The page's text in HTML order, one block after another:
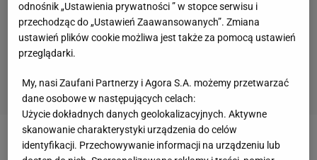
- Gram z Quickiem w jednej drużynie. To było
odnośnik „Ustawienia prywatności ” w stopce serwisu i
przechodząc do „Ustawień Zaawansowanych”. Zmiana
ustawień plików cookie możliwa jest także za pomocą ustawień
przeglądarki.
My, nasi Zaufani Partnerzy i Agora S.A. możemy przetwarzać
dane osobowe w następujących celach:
Użycie dokładnych danych geolokalizacyjnych. Aktywne
skanowanie charakterystyki urządzenia do celów
identyfikacji. Przechowywanie informacji na urządzeniu lub